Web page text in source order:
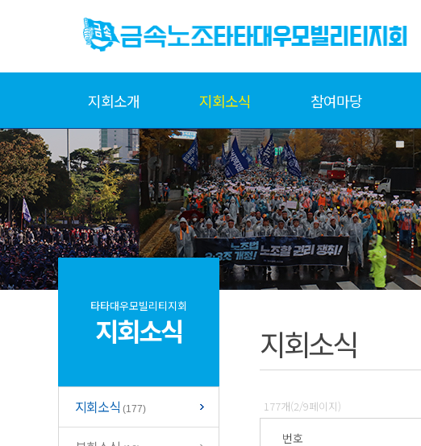
지회소개 지회소식 참여마당
타타대우모빌리티지회
지회소식
지회소식 (177)
지회소식
177개(2/9페이지)
번호